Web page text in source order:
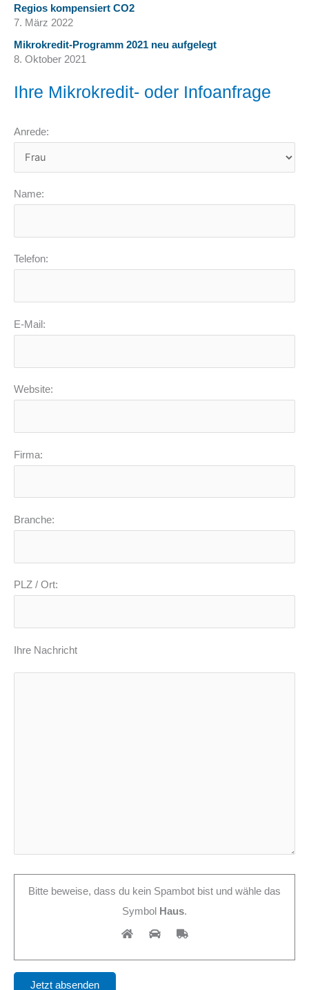
Regios kompensiert CO2
7. März 2022
Mikrokredit-Programm 2021 neu aufgelegt
8. Oktober 2021
Ihre Mikrokredit- oder Infoanfrage
Anrede:
Name:
Telefon:
E-Mail:
Website:
Firma:
Branche:
PLZ / Ort:
Ihre Nachricht
Bitte beweise, dass du kein Spambot bist und wähle das
Symbol Haus.